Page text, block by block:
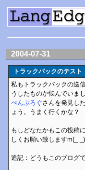
2004-07-31
トラックバックのテ
私もトラックバックの送
うしたものか悩んでいま
ぺんぶろぐさんを発見し
ょう。うまく行くかな？
もしどなたかもこの投稿
しくお願い致しますm(_
追記：どうもこのブログ